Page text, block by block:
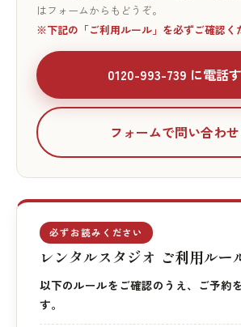
はフォームからもどうぞ。
※下記の「ご利用ルール」を必ずご確認く
0120-993-739 に電話
フォームで問い合わ
必ずお読みください
レンタルスタジオ ご利用ルー
以下のルールをご確認のうえ、ご予約
す。